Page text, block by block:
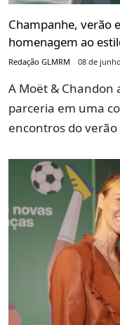
Champanhe, verão
homenagem ao
Redação GLMRM 08 de
A Moët & Chandon
parceria em uma
encontros do verão